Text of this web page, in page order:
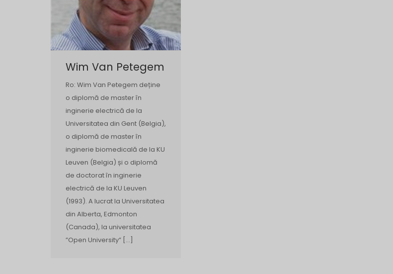
Wim Van Petegem
Ro: Wim Van Petegem deține
o diplomă de master în
inginerie electrică de la
Universitatea din Gent (Belgia),
o diplomă de master în
inginerie biomedicală de la KU
Leuven (Belgia) și o diplomă
de doctorat în inginerie
electrică de la KU Leuven
(1993). A lucrat la Universitatea
din Alberta, Edmonton
(Canada), la universitatea
”Open University” […]